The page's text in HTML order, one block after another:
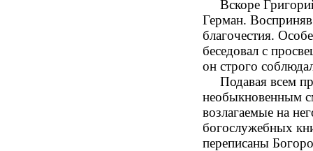
Вскоре
Герман.
благочестия.
беседовал с
он строго
Подавая всем
необыкновенным
возлагаемые на
богослужебных
переписаны